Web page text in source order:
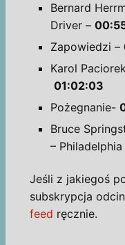
Bernard
Driver –
Zapowiedzi –
Karol
01:02:03
Pożegnanie-
Bruce
– Philadelphia
Jeśli z jakiegoś
subskrypcja
feed ręcznie.